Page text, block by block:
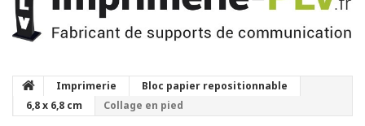
Imprimerie
Bloc papier repositionnable
6,8 x 6,8 cm
Collage en pied